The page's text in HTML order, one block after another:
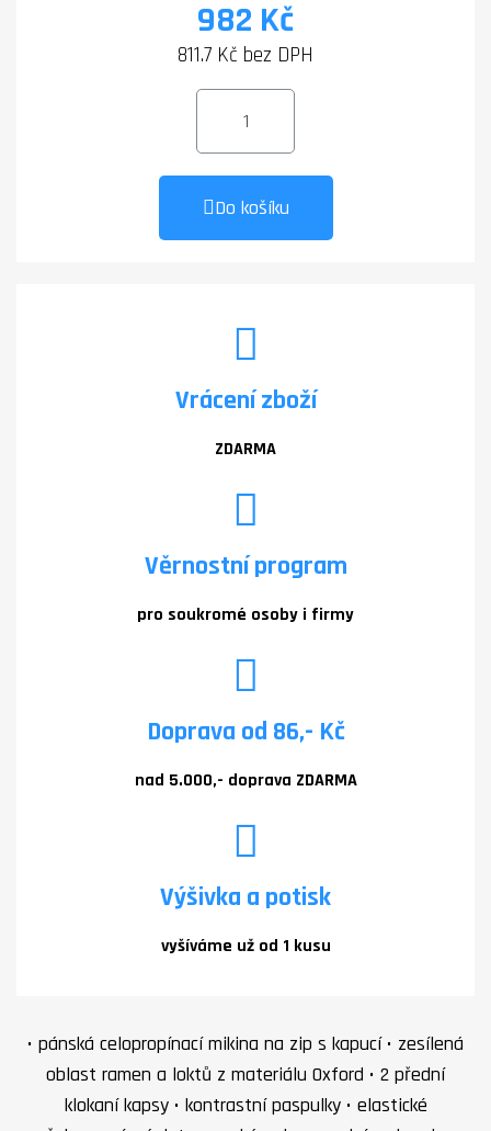
982 Kč
811.7 Kč bez DPH
Do košíku
Vrácení zboží
ZDARMA
Věrnostní program
pro soukromé osoby i firmy
Doprava od 86,- Kč
nad 5.000,- doprava ZDARMA
Výšivka a potisk
vyšíváme už od 1 kusu
• pánská celopropínací mikina na zip s kapucí • zesílená
oblast ramen a loktů z materiálu Oxford • 2 přední
klokaní kapsy • kontrastní paspulky • elastické